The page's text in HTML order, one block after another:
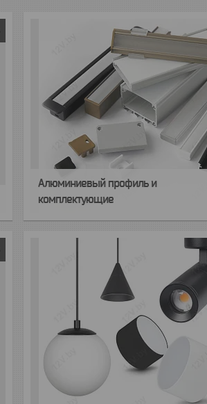
Алюминиевый профиль и
комплектующие